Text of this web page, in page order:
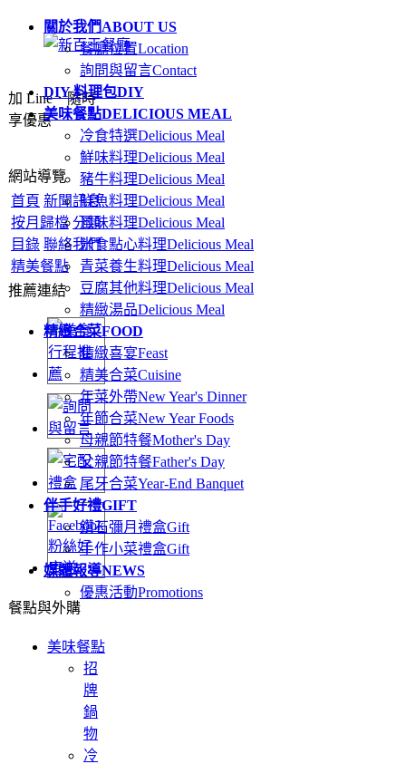
關於我們ABOUT US
餐廳位置Location
詢問與留言Contact
DIY 料理包DIY
美味餐點DELICIOUS MEAL
冷食特選Delicious Meal
鮮味料理Delicious Meal
豬牛料理Delicious Meal
鮮魚料理Delicious Meal
風味料理Delicious Meal
米食點心料理Delicious Meal
青菜養生料理Delicious Meal
豆腐其他料理Delicious Meal
精緻湯品Delicious Meal
精緻合菜FOOD
精緻喜宴Feast
精美合菜Cuisine
年菜外帶New Year's Dinner
年節合菜New Year Foods
母親節特餐Mother's Day
父親節特餐Father's Day
尾牙合菜Year-End Banquet
伴手好禮GIFT
鑽石彌月禮盒Gift
手作小菜禮盒Gift
媒體報導NEWS
優惠活動Promotions
加 Line．隨時
享優惠
網站導覽
首頁 新聞訊息
按月歸檔 分類
目錄 聯絡我們
精美餐點
推薦連結
餐點與外購
美味餐點
招
牌
鍋
物
冷